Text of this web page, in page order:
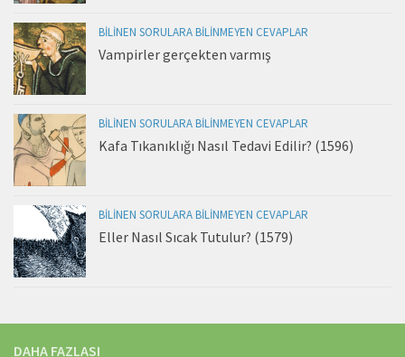
BILINEN SORULARA BILINMEYEN CEVAPLAR
Vampirler gerçekten varmış
BILINEN SORULARA BILINMEYEN CEVAPLAR
Kafa Tıkanıklığı Nasıl Tedavi Edilir? (1596)
BILINEN SORULARA BILINMEYEN CEVAPLAR
Eller Nasıl Sıcak Tutulur? (1579)
DAHA FAZLASI